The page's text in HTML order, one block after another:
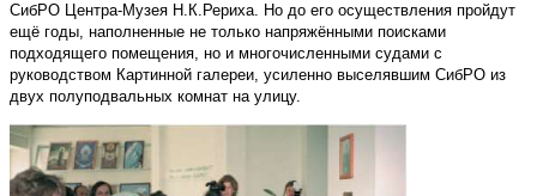
СибРО Центра-Музея Н.К.Рериха. Но до его осуществления пройдут
ещё годы, наполненные не только напряжёнными поисками
подходящего помещения, но и многочисленными судами с
руководством Картинной галереи, усиленно выселявшим СибРО из
двух полуподвальных комнат на улицу.